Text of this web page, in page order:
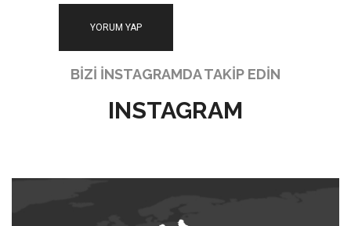
BİZİ İNSTAGRAMDA TAKİP EDİN
INSTAGRAM